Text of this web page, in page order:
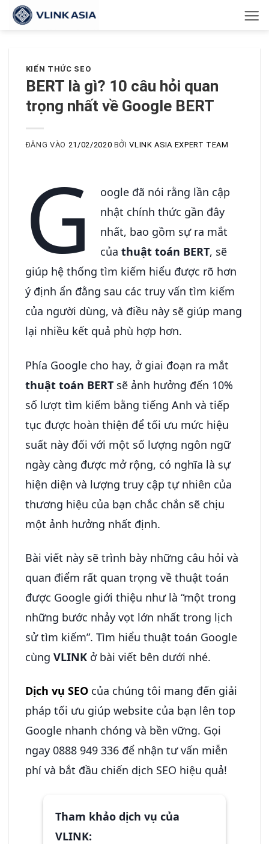
Bỏ
qua
KIẾN THỨC SEO
BERT là gì? 10 câu hỏi quan
trọng nhất về Google BERT
ĐĂNG VÀO 21/02/2020 BỞIVLINK ASIA EXPERT TEAM
G
oogle đã nói rằng lần cập
nhật chính thức gần đây
nhất, bao gồm sự ra mắt
củathuật toán BERT, sẽ
giúp hệ thống tìm kiếm hiểu được rõ hơn
ý định ẩn đằng sau các truy vấn tìm kiếm
của người dùng, và điều này sẽ giúp mang
lại nhiều kết quả phù hợp hơn.
Phía Google cho hay, ở giai đoạn ra mắt
thuật toán BERT sẽ ảnh hưởng đến 10%
số lượt tìm kiếm bằng tiếng Anh và tiếp
tục được hoàn thiện để tối ưu mức hiệu
suất này đối với một số lượng ngôn ngữ
ngày càng được mở rộng, có nghĩa là sự
hiện diện và lượng truy cập tự nhiên của
thương hiệu của bạn chắc chắn sẽ chịu
một ảnh hưởng nhất định.
Bài viết này sẽ trình bày những câu hỏi và
quan điểm rất quan trọng về thuật toán
được Google giới thiệu như là “một trong
những bước nhảy vọt lớn nhất trong lịch
sử tìm kiếm”. Tìm hiểu thuật toán Google
cùng VLINK ở bài viết bên dưới nhé.
Dịch vụ SEO của chúng tôi mang đến giải
pháp tối ưu giúp website của bạn lên top
Google nhanh chóng và bền vững. Gọi
ngay 0888 949 336 để nhận tư vấn miễn
phí và bắt đầu chiến dịch SEO hiệu quả!
Tham khảo dịch vụ của
VLINK: